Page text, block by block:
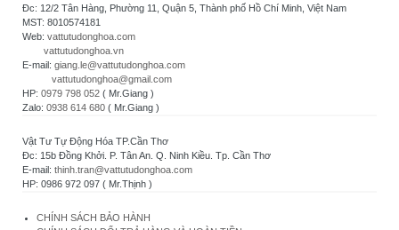
Đc: 12/2 Tân Hàng, Phường 11, Quận 5, Thành phố Hồ Chí Minh, Việt Nam
MST: 8010574181
Web: vattutudonghoa.com
vattutudonghoa.vn
E-mail: giang.le@vattutudonghoa.com
vattutudonghoa@gmail.com
HP: 0979 798 052 ( Mr.Giang )
Zalo: 0938 614 680 ( Mr.Giang )
Vật Tư Tự Động Hóa TP.Cần Thơ
Đc: 15b Đồng Khởi. P. Tân An. Q. Ninh Kiều. Tp. Cần Thơ
E-mail: thinh.tran@vattutudonghoa.com
HP: 0986 972 097 ( Mr.Thịnh )
CHÍNH SÁCH BẢO HÀNH